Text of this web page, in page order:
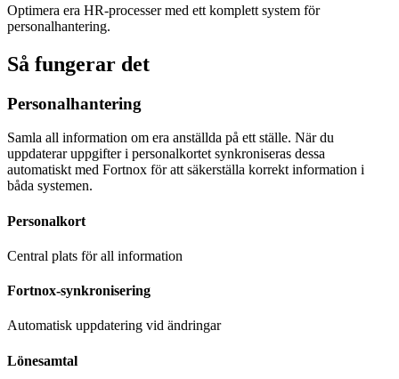
Optimera era HR-processer med ett komplett system för
personalhantering.
Så fungerar det
Personalhantering
Samla all information om era anställda på ett ställe. När du
uppdaterar uppgifter i personalkortet synkroniseras dessa
automatiskt med Fortnox för att säkerställa korrekt information i
båda systemen.
Personalkort
Central plats för all information
Fortnox-synkronisering
Automatisk uppdatering vid ändringar
Lönesamtal